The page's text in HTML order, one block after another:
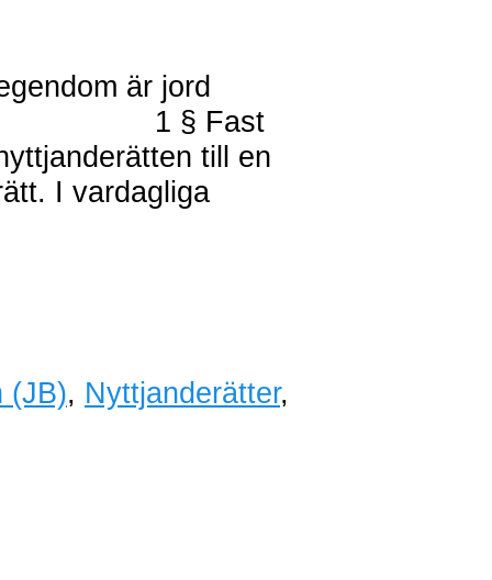
är jord
1 § Fast
till en
I vardagliga
(JB), Nyttjanderätter,